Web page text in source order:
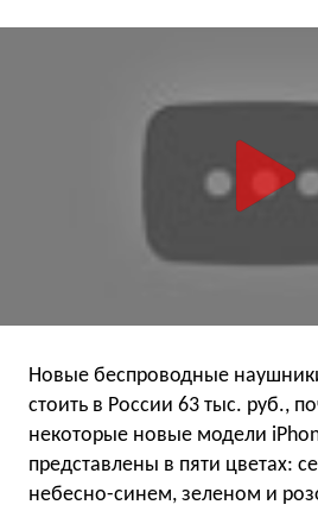
Новые беспроводные
стоить в России 63 тыс. руб.,
некоторые новые модели
представлены в пяти цветах:
небесно-синем, зеленом и